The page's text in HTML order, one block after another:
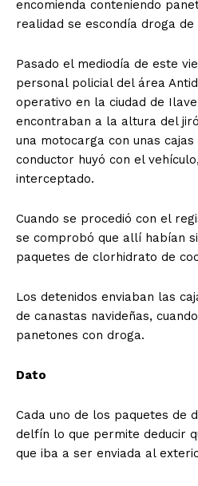
encomienda conteniendo
realidad se escondía droga
Pasado el mediodía de este
personal policial del área
operativo en la ciudad de
encontraban a la altura del
una motocarga con unas
conductor huyó con el
interceptado.
Cuando se procedió con el
se comprobó que allí habían
paquetes de clorhidrato de
Los detenidos enviaban las
de canastas navideñas,
panetones con droga.
Dato
Cada uno de los paquetes de
delfín lo que permite deducir
que iba a ser enviada al